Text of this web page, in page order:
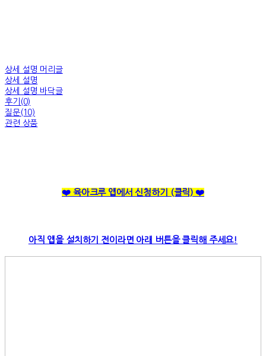
상세 설명 머리글
상세 설명
상세 설명 바닥글
후기(0)
질문(10)
관련 상품
❤️ 육아크루 앱에서 신청하기 (클릭) ❤️
아직 앱을 설치하기 전이라면 아래 버튼을 클릭해 주세요!